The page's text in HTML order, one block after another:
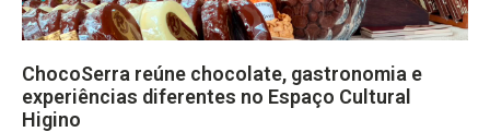
ChocoSerra reúne chocolate, gastronomia e
experiências diferentes no Espaço Cultural
Higino